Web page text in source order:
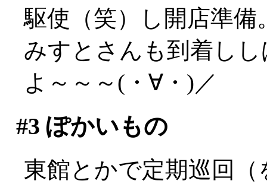
駆使（笑）し開店準備
みすとさんも到着し
よ～～～(・∀・)／
#3 ぽかいもの
東館とかで定期巡回（